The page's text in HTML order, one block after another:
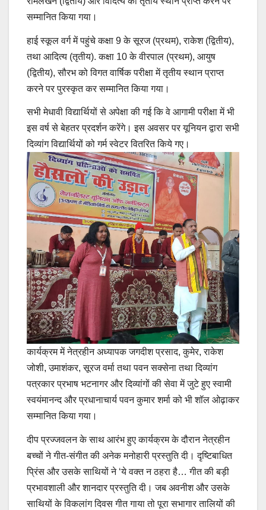
सम्मानित किया गया।
हाई स्कूल वर्ग में पहुंचे कक्षा 9 के सूरज (प्रथम), राकेश (द्वितीय),
तथा आदित्य (तृतीय). कक्षा 10 के वीरपाल (प्रथम), आयुष
(द्वितीय), सौरभ को विगत वार्षिक परीक्षा में तृतीय स्थान प्राप्त
करने पर पुरस्कृत कर सम्मानित किया गया।
सभी मेधावी विद्यार्थियों से अपेक्षा की गई कि वे आगामी परीक्षा में भी
इस वर्ष से बेहतर प्रदर्शन करेंगे। इस अवसर पर यूनियन द्वारा सभी
दिव्यांग विद्यार्थियों को गर्म स्वेटर वितरित किये गए।
कार्यक्रम में नेत्रहीन अध्यापक जगदीश प्रसाद, कुमेर, राकेश
जोशी, उमाशंकर, सूरज वर्मा तथा पवन सक्सेना तथा दिव्यांग
पत्रकार प्रभाष भटनागर और दिव्यांगों की सेवा में जुटे हुए स्वामी
स्वयंमानन्द और प्रधानाचार्य पवन कुमार शर्मा को भी शॉल ओढ़ाकर
सम्मानित किया गया।
दीप प्रज्जवलन के साथ आरंभ हुए कार्यक्रम के दौरान नेत्रहीन
बच्चों ने गीत-संगीत की अनेक मनोहारी प्रस्तुति दी। दृष्टिबाधित
प्रिंस और उसके साथियों ने ‘ये वक्त न ठहरा है… गीत की बड़ी
प्रभावशाली और शानदार प्रस्तुति दी। जब अवनीश और उसके
साथियों के विकलांग दिवस गीत गाया तो पूरा सभागार तालियों की